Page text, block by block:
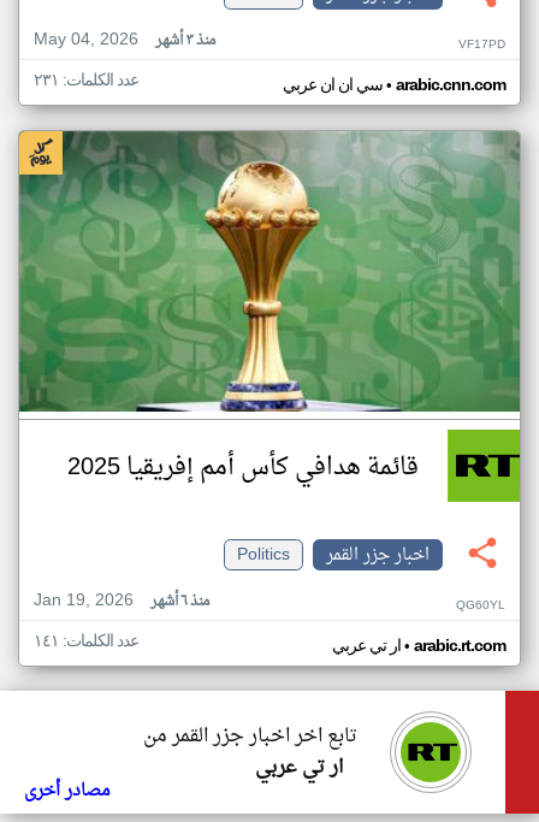
May 04, 2026
منذ ٣ أشهر VF17PD
سي ان ان عربي• arabic.cnn.com عدد الكلمات: ٢٣١
قائمة هدافي كأس أمم إفريقيا 2025
اخبار جزر القمر
Politics
Jan 19, 2026
منذ ٦ أشهر QG60YL
ار تي عربي• arabic.rt.com عدد الكلمات: ١٤١
تابع اخر اخبار جزر القمر من
ار تي عربي
مصادر أخرى